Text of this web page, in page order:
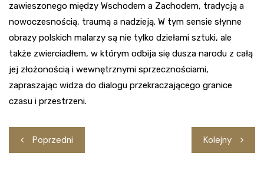
zawieszonego między Wschodem a Zachodem, tradycją a
nowoczesnością, traumą a nadzieją. W tym sensie słynne
obrazy polskich malarzy są nie tylko dziełami sztuki, ale
także zwierciadłem, w którym odbija się dusza narodu z całą
jej złożonością i wewnętrznymi sprzecznościami,
zapraszając widza do dialogu przekraczającego granice
czasu i przestrzeni.
Nawigacja
wpisu
Poprzedni Kolejny